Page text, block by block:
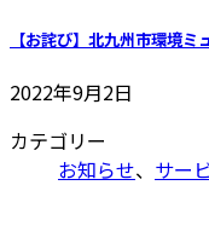
【お詫び】北九州市環境
2022年9月2日
カテゴリー
お知らせ、 サー